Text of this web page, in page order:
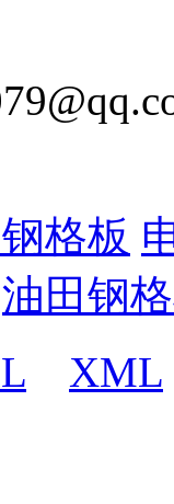
格板
油田钢
XML